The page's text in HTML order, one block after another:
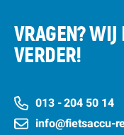
VRAGEN? WIJ
VERDER!
013 - 204 50 14
info@fietsaccu-